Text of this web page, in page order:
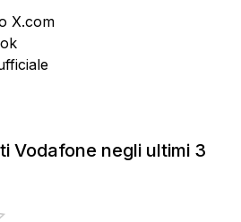
X.com
Vodafone negli ultimi 3